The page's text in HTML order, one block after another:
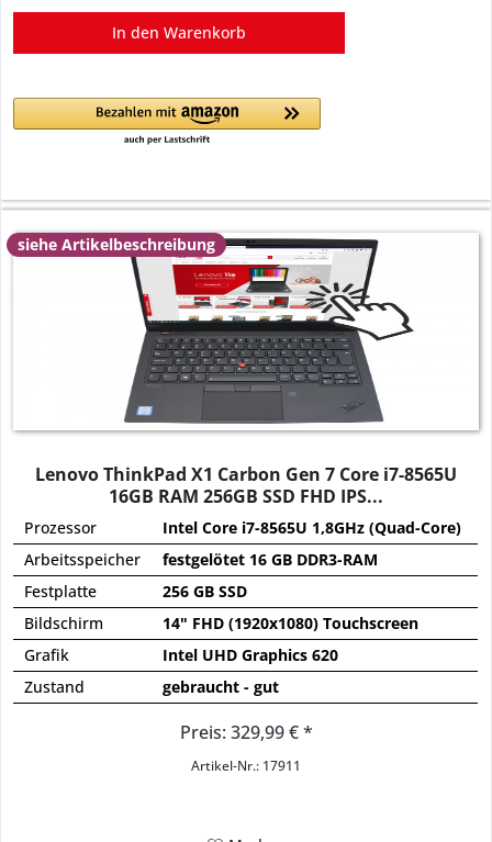
In den Warenkorb
siehe Artikelbeschreibung
Lenovo ThinkPad X1 Carbon Gen 7 Core i7-8565U
16GB RAM 256GB SSD FHD IPS...
Prozessor
Intel Core i7-8565U 1,8GHz (Quad-Core)
Arbeitsspeicher
festgelötet 16 GB DDR3-RAM
Festplatte
256 GB SSD
Bildschirm
14" FHD (1920x1080) Touchscreen
Grafik
Intel UHD Graphics 620
Zustand
gebraucht - gut
Preis: 329,99 € *
Artikel-Nr.: 17911